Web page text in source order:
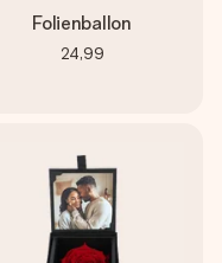
Folienballon
24,99